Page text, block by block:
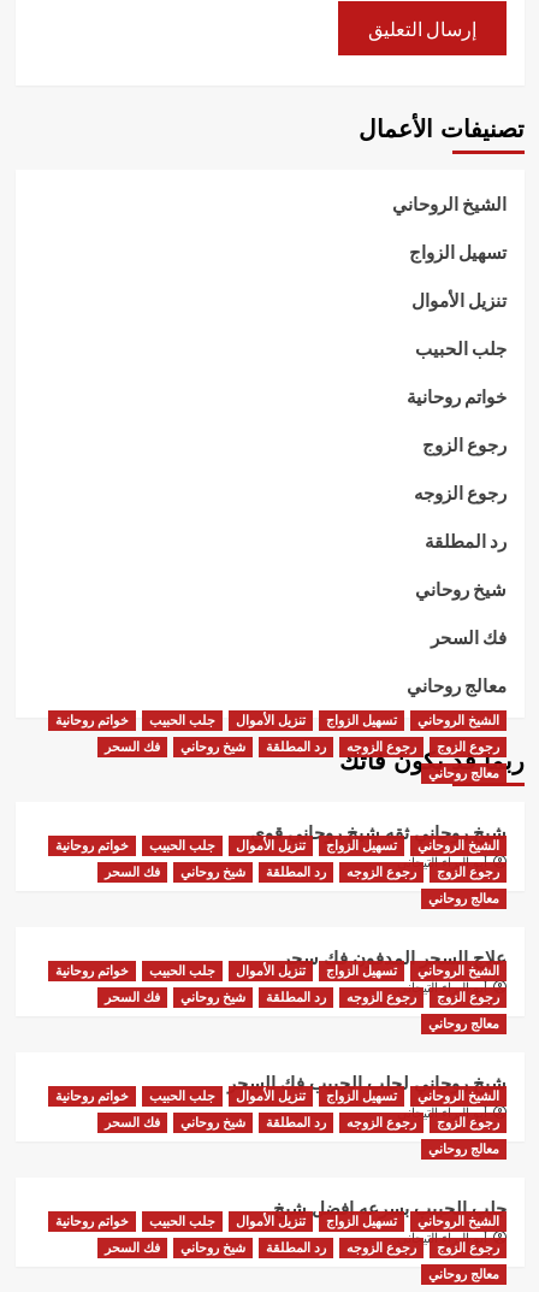
تصنيفات الأعمال
الشيخ الروحاني
تسهيل الزواج
تنزيل الأموال
جلب الحبيب
خواتم روحانية
رجوع الزوج
رجوع الزوجه
رد المطلقة
شيخ روحاني
فك السحر
معالج روحاني
ربما قد يكون فاتك
الشيخ الروحاني تسهيل الزواج تنزيل الأموال جلب الحبيب
خواتم روحانية
رجوع الزوج
رجوع الزوجه رد المطلقة شيخ روحاني
فك السحر
معالج روحاني
شيخ روحاني ثقه شيخ روحاني قوي
أبو البراء التيجاني
الشيخ الروحاني تسهيل الزواج تنزيل الأموال جلب الحبيب
خواتم روحانية
رجوع الزوج
رجوع الزوجه رد المطلقة شيخ روحاني
فك السحر
معالج روحاني
علاج السحر المدفون فك سحر
أبو البراء التيجاني
الشيخ الروحاني تسهيل الزواج تنزيل الأموال جلب الحبيب
خواتم روحانية
رجوع الزوج
رجوع الزوجه رد المطلقة شيخ روحاني
فك السحر
معالج روحاني
شيخ روحاني لجلب الحبيب فك السحر
أبو البراء التيجاني
الشيخ الروحاني تسهيل الزواج تنزيل الأموال جلب الحبيب
خواتم روحانية
رجوع الزوج
رجوع الزوجه رد المطلقة شيخ روحاني
فك السحر
معالج روحاني
جلب الحبيب بسرعه افضل شيخ
أبو البراء التيجاني
الشيخ الروحاني تسهيل الزواج تنزيل الأموال جلب الحبيب
خواتم روحانية
رجوع الزوج
رجوع الزوجه رد المطلقة شيخ روحاني
فك السحر
معالج روحاني